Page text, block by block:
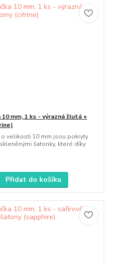
mm, 1 ks - výrazná žlutá +
velikosti 10 mm jsou pokryty
šatonky, které díky
Přidat do košíku